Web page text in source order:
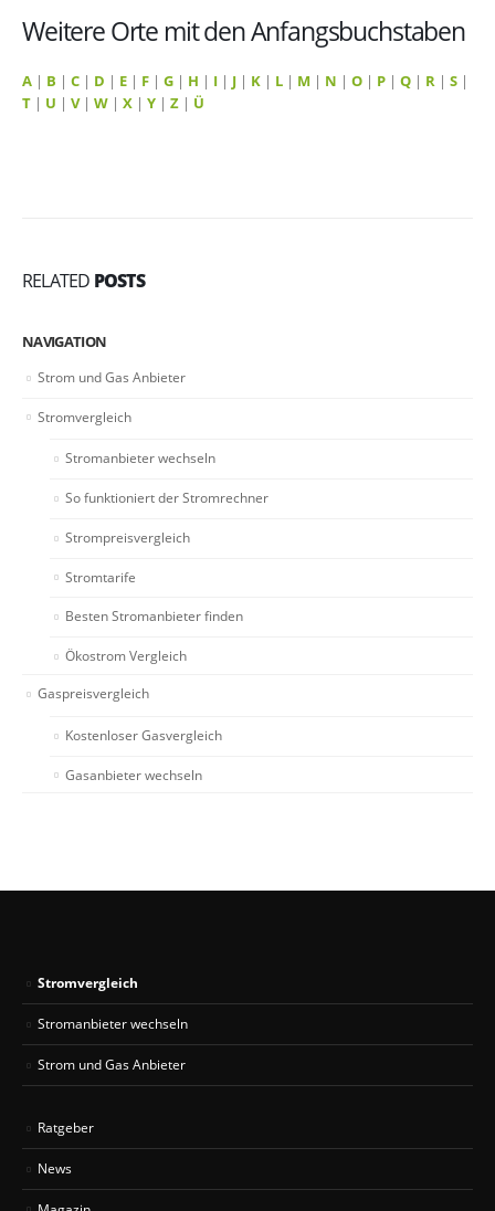
Weitere Orte mit den Anfangsbuchstaben
A | B | C | D | E | F | G | H | I | J | K | L | M | N | O | P | Q | R | S |
T | U | V| W | X | Y | Z | Ü
RELATED POSTS
NAVIGATION
Strom und Gas Anbieter
Stromvergleich
Stromanbieter wechseln
So funktioniert der Stromrechner
Strompreisvergleich
Stromtarife
Besten Stromanbieter finden
Ökostrom Vergleich
Gaspreisvergleich
Kostenloser Gasvergleich
Gasanbieter wechseln
Stromvergleich
Stromanbieter wechseln
Strom und Gas Anbieter
Ratgeber
News